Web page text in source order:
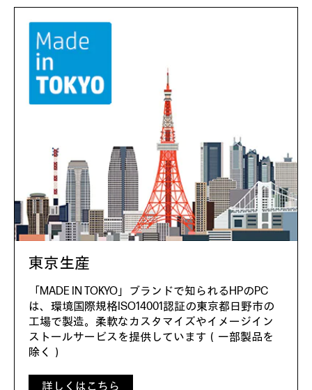
東京生産
「MADE IN TOKYO」ブランドで知られるHPのPC
は、環境国際規格ISO14001認証の東京都日野市の
工場で製造。柔軟なカスタマイズやイメージイン
ストールサービスを提供しています（一部製品を
除く）
詳しくはこちら